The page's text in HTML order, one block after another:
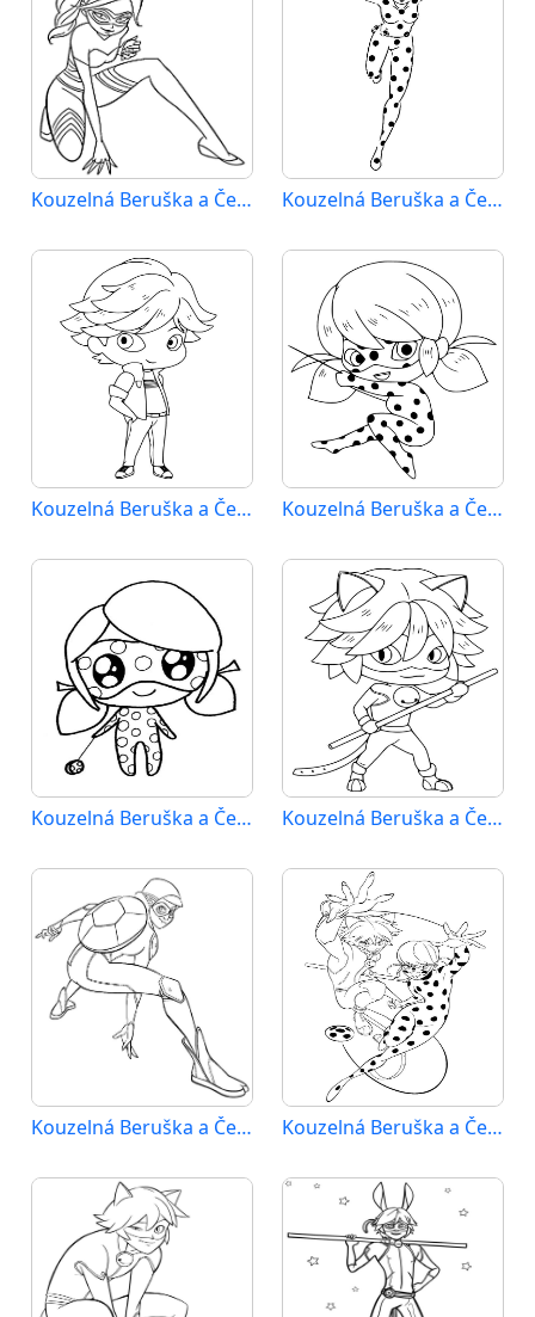
Kouzelná Beruška a Černý Kocour (37) Kouzelná Beruška a Černý Kocour (38)
Kouzelná Beruška a Černý Kocour (39) Kouzelná Beruška a Černý Kocour (40)
Kouzelná Beruška a Černý Kocour (41) Kouzelná Beruška a Černý Kocour (42)
Kouzelná Beruška a Černý Kocour (43) Kouzelná Beruška a Černý Kocour (44)